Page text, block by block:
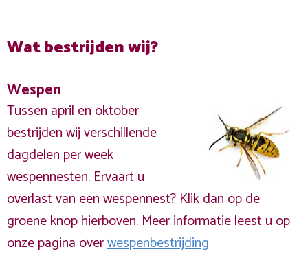
Wat bestrijden wij?
Wespen
Tussen april en oktober
bestrijden wij verschillende
dagdelen per week
wespennesten. Ervaart u
overlast van een wespennest? Klik dan op de
groene knop hierboven. Meer informatie leest u op
onze pagina overwespenbestrijding